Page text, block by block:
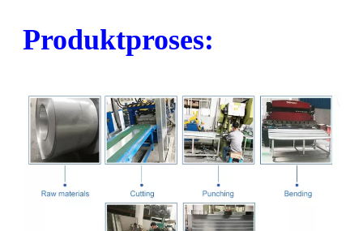
Produktproses: